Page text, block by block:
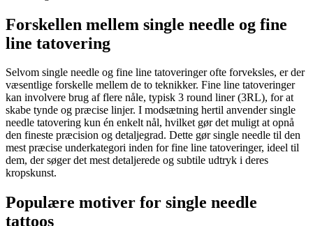
Forskellen mellem single needle og fine
line tatovering
Selvom single needle og fine line tatoveringer ofte forveksles, er der
væsentlige forskelle mellem de to teknikker. Fine line tatoveringer
kan involvere brug af flere nåle, typisk 3 round liner (3RL), for at
skabe tynde og præcise linjer. I modsætning hertil anvender single
needle tatovering kun én enkelt nål, hvilket gør det muligt at opnå
den fineste præcision og detaljegrad. Dette gør single needle til den
mest præcise underkategori inden for fine line tatoveringer, ideel til
dem, der søger det mest detaljerede og subtile udtryk i deres
kropskunst.
Populære motiver for single needle
tattoos